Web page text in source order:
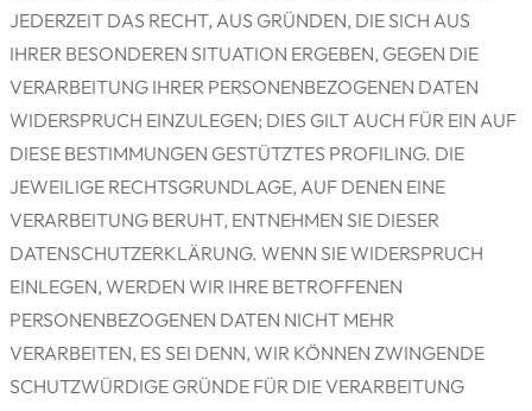
JEDERZEIT DAS RECHT, AUS GRÜNDEN, DIE SICH AUS
IHRER BESONDEREN SITUATION ERGEBEN, GEGEN DIE
VERARBEITUNG IHRER PERSONENBEZOGENEN DATEN
WIDERSPRUCH EINZULEGEN; DIES GILT AUCH FÜR EIN AUF
DIESE BESTIMMUNGEN GESTÜTZTES PROFILING. DIE
JEWEILIGE RECHTSGRUNDLAGE, AUF DENEN EINE
VERARBEITUNG BERUHT, ENTNEHMEN SIE DIESER
DATENSCHUTZERKLÄRUNG. WENN SIE WIDERSPRUCH
EINLEGEN, WERDEN WIR IHRE BETROFFENEN
PERSONENBEZOGENEN DATEN NICHT MEHR
VERARBEITEN, ES SEI DENN, WIR KÖNNEN ZWINGENDE
SCHUTZWÜRDIGE GRÜNDE FÜR DIE VERARBEITUNG